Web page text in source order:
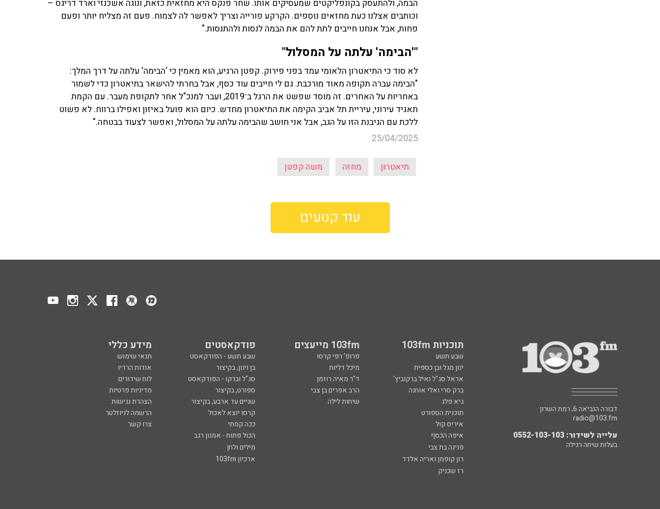
הבמה, ולהתעסק בקונפליקטים שמעסיקים אותו. שחר פנקס היא מחזאית כזאת, ונוגה אשכנזי וארד דריגס –
וכותבים אצלנו כעת מחזאים נוספים. הקרקע פורייה וצריך לאפשר לה לצמוח. פעם זה מצליח יותר ופעם
פחות, אבל אנחנו חייבים לתת להם את הבמה לנסות ולהתנסות."
"'הבימה' עלתה על המסלול"
לא סוד כי התיאטרון הלאומי עמד בפני פירוק. קפטן הרגיע, הוא מאמין כי 'הבימה' עלתה על דרך המלך:
"הבימה עברה תקופה מאוד מורכבת. גם לי חייבים עוד כסף, אבל בחרתי להישאר בתיאטרון כדי לשמור
באחריות על האחרים. זה מוסד שפשט את הרגל ב־2019, ועבר למנכ"ל אחר לתקופת מעבר. עם הקמת
תאגיד עירוני, עיריית תל אביב הקימה את התיאטרון מחדש. כיום הוא פועל באיזון ואפילו ברווח. לא פשוט
ללכת עם הגיבנת הזו על הגב, אבל אני חושב שהבימה עלתה על המסלול, ואפשר לצעוד בבטחה."
25/04/2025
תיאטרון מחזה משה קפטן
עוד קטעים
תוכניות 103fm 103fm מייעצים פודקאסטים מידע כללי
שבע תשע פרופ' רפי קרסו שבע תשע - הפודקאסט
תנאי שימוש
ינון מגל ובן כספית
מיכל דליות בן וינון, בקיצור
אודות הרדיו
אראל סג"ל ואיל ברקוביץ'
ד"ר מאיה רוזמן סג"ל וברקו - הפודקאסט
לוח שידורים
ברק סרי ואלי אוחנה
הרב אפרים בן צבי ספורט, בקיצור
מדיניות פרטיות
גיא פלג
שיחות לילה שניים עד ארבע, בקיצור
הצהרת נגישות
תוכנית הספורט
קרסו יוצא לאכול
הרשמה לניוזלטר
איריס קול
ככה קמתי
צרו קשר
איפה הכסף
הכול פתוח - אמנון רגב
פנינה בת צבי
מילים ולחן
רון קופמן ואריה אלדד
ארכיון 103fm
רז שכניק
דבורה הנביאה 6, רמת השרון
radio@103.fm
עלייה לשידור: 0552-103-103
בעלות שיחה רגילה